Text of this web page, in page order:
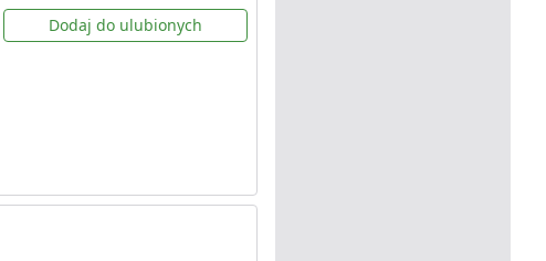
Dodaj do ulubionych